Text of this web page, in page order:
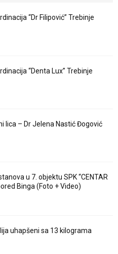
“Dr Filipović” Trebinje
“Denta Lux” Trebinje
lica – Dr Jelena Nastić Đogović
u 7. objektu SPK “CENTAR
Binga (Foto + Video)
uhapšeni sa 13 kilograma